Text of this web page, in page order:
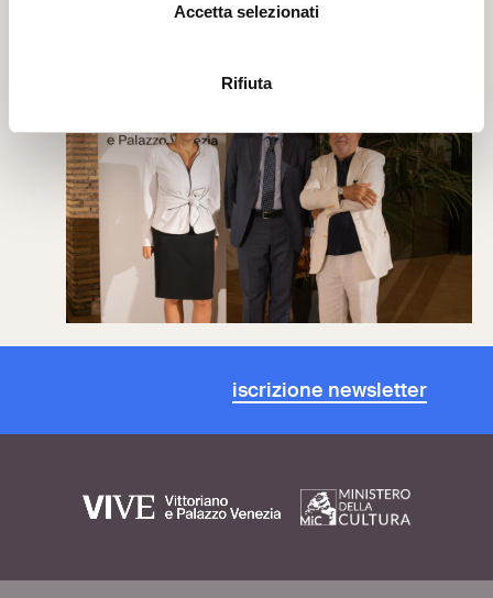
Accetta selezionati
Rifiuta
iscrizione newsletter